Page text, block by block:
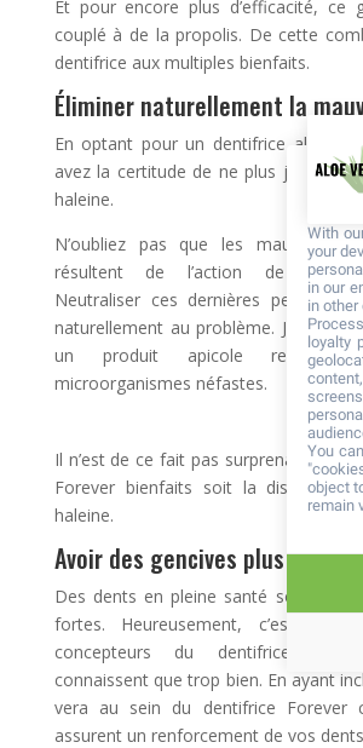
Et pour encore plus d’efficacité, ce
couplé à de la propolis. De cette
dentifrice aux multiples bienfaits.
Éliminer naturellement la
En optant pour un dentifrice aloe
avez la certitude de ne plus jamais
haleine.
N’oubliez pas que les mauvaises
résultent de l’action de
Neutraliser ces dernières permet
naturellement au problème.
un produit apicole
microorganismes néfastes.
Il n’est de ce fait pas surprenant que
Forever bienfaits soit la disparition
haleine.
Avoir des gencives plus fortes
Des dents en pleine santé sont avant
fortes. Heureusement, c’est une
concepteurs du dentifrice
connaissent que trop bien. En ayant
vera au sein du dentifrice Forever
assurent un renforcement de vos
With
your
in our
in other
loyalty
You
object
remain